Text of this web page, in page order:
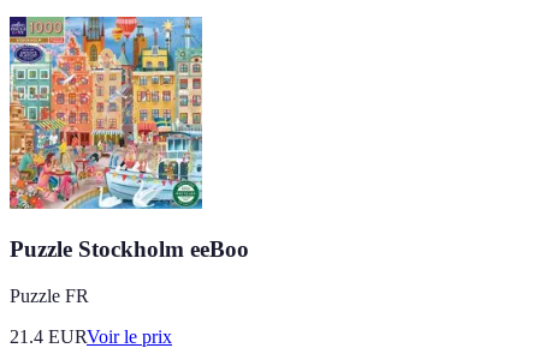
Puzzle Stockholm eeBoo
Puzzle FR
21.4 EURVoir le prix